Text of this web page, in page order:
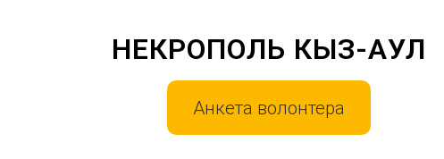
НЕКРОПОЛЬ КЫЗ-АУЛ
Анкета волонтера